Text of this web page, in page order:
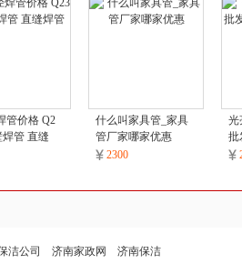
管价格 Q2
焊管 直缝
什么叫家具管_家具
管厂家哪家优惠
2300
光
批
采
洁公司 济南家政网 济南保洁